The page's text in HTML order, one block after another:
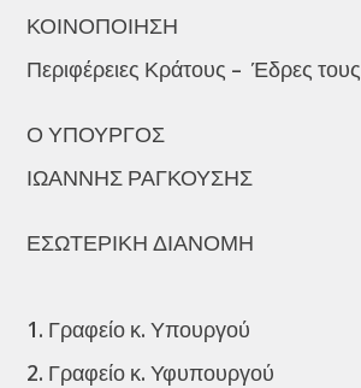
ΚΟΙΝΟΠΟΙΗΣΗ
Περιφέρειες Κράτους – Έδρες τους
Ο ΥΠΟΥΡΓΟΣ
ΙΩΑΝΝΗΣ ΡΑΓΚΟΥΣΗΣ
ΕΣΩΤΕΡΙΚΗ ΔΙΑΝΟΜΗ
1. Γραφείο κ. Υπουργού
2. Γραφείο κ. Υφυπουργού